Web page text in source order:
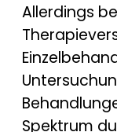
Allerdings
Spektrum